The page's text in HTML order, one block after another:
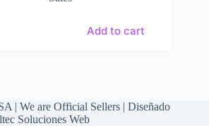
Add to cart
| We are Official Sellers | Diseñado
Soluciones Web